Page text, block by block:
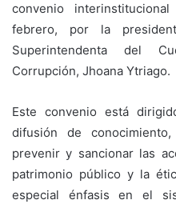
convenio
febrero, por la
Superintendenta del
Corrupción, Jhoana Ytriago.
Este convenio está
difusión de
prevenir y sancionar las
patrimonio público y la
especial énfasis en el